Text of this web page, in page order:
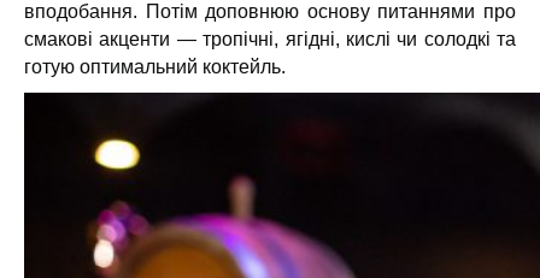
вподобання. Потім доповнюю основу питаннями про
смакові акценти — тропічні, ягідні, кислі чи солодкі та
готую оптимальний коктейль.